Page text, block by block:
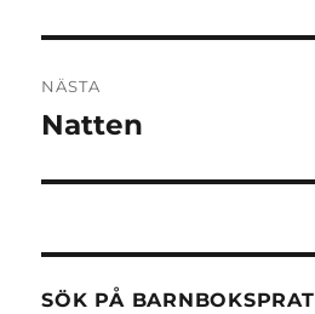
NÄSTA
Nästa
Natten
SÖK PÅ BARNBOKSPRAT